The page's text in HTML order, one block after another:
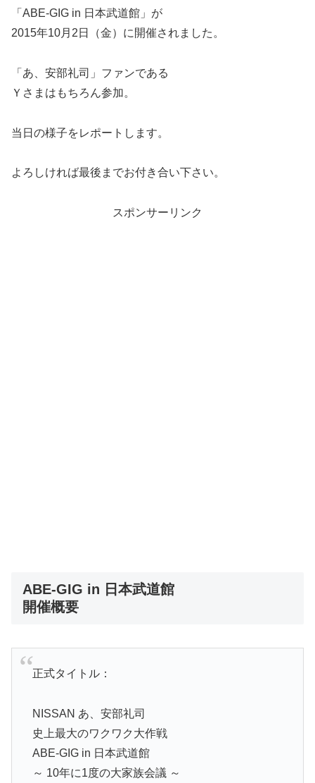
「ABE-GIG in 日本武道館」が
2015年10月2日（金）に開催されました。
「あ、安部礼司」ファンである
Ｙさまはもちろん参加。
当日の様子をレポートします。
よろしければ最後までお付き合い下さい。
スポンサーリンク
ABE-GIG in 日本武道館
開催概要
正式タイトル：
NISSAN あ、安部礼司
史上最大のワクワク大作戦
ABE-GIG in 日本武道館
～ 10年に1度の大家族会議 ～